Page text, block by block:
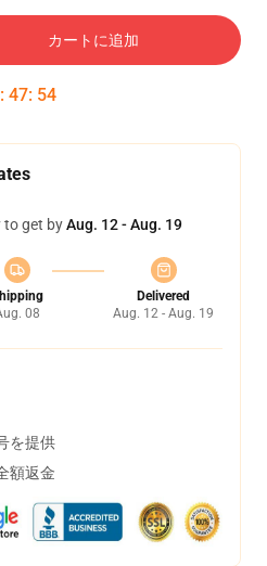
カートに追加
: 47: 53
to get byAug. 12 - Aug. 19
08
Delivered
Aug. 12 - Aug. 19
を提供
額返金